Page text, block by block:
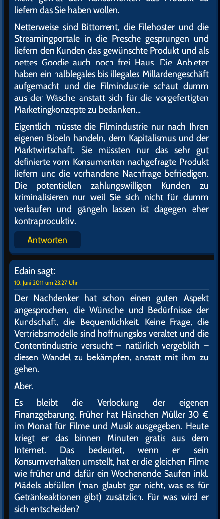
liefern das Sie haben wollen.
Netterweise sind Bittorrent, die Filehoster und die
Streamingportale in die Presche gesprungen und
liefern den Kunden das gewünschte Produkt und als
nettes Goodie auch noch frei Haus. Die Anbieter
haben ein halblegales bis illegales Millardengeschäft
aufgemacht und die Filmindustrie schaut dumm
aus der Wäsche anstatt sich für die vorgefertigten
Marketingkonzepte zu bedanken…
Eigentlich müsste die Filmindustrie nur nach Ihren
eigenen Bibeln handeln, dem Kapitalismus und der
Marktwirtschaft. Sie müssten nur das sehr gut
definierte vom Konsumenten nachgefragte Produkt
liefern und die vorhandene Nachfrage befriedigen.
Die potentiellen zahlungswilligen Kunden zu
kriminalisieren nur weil Sie sich nicht für dumm
verkaufen und gängeln lassen ist dagegen eher
kontraproduktiv.
Antworten
Edainsagt:
10. Juni 2011 um 23:27 Uhr
Der Nachdenker hat schon einen guten Aspekt
angesprochen, die Wünsche und Bedürfnisse der
Kundschaft, die Bequemlichkeit. Keine Frage, die
Vertriebsmodelle sind hoffnungslos veraltet und die
Contentindustrie versucht – natürlich vergeblich –
diesen Wandel zu bekämpfen, anstatt mit ihm zu
gehen.
Aber.
Es bleibt die Verlockung der eigenen
Finanzgebarung. Früher hat Hänschen Müller 30 €
im Monat für Filme und Musik ausgegeben. Heute
kriegt er das binnen Minuten gratis aus dem
Internet. Das bedeutet, wenn er sein
Konsumverhalten umstellt, hat er die gleichen Filme
wie früher und dafür ein Wochenende Saufen inkl.
Mädels abfüllen (man glaubt gar nicht, was es für
Getränkeaktionen gibt) zusätzlich. Für was wird er
sich entscheiden?